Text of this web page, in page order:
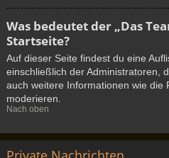
Was bedeutet der „Das
Startseite?
Auf dieser Seite findest du eine
einschließlich der Administratoren,
auch weitere Informationen wie die
moderieren.
Nach oben